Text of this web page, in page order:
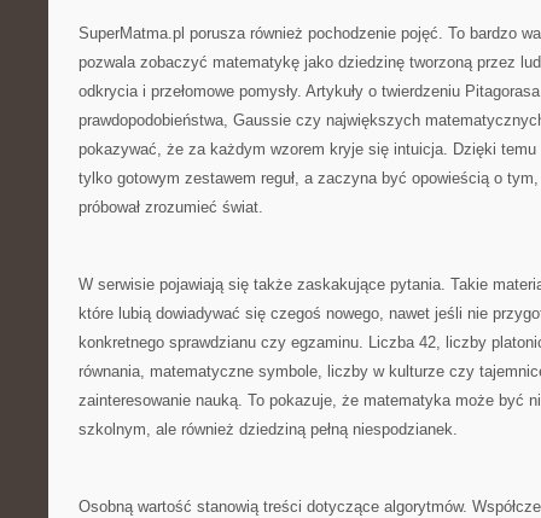
SuperMatma.pl porusza również pochodzenie pojęć. To bardzo
pozwala zobaczyć matematykę jako dziedzinę tworzoną przez
odkrycia i przełomowe pomysły. Artykuły o twierdzeniu
prawdopodobieństwa, Gaussie czy największych
pokazywać, że za każdym wzorem kryje się intuicja. Dzięki
tylko gotowym zestawem reguł, a zaczyna być opowieścią o
próbował zrozumieć świat.
W serwisie pojawiają się także zaskakujące pytania. Takie
które lubią dowiadywać się czegoś nowego, nawet jeśli nie
konkretnego sprawdzianu czy egzaminu. Liczba 42, liczby
równania, matematyczne symbole, liczby w kulturze czy
zainteresowanie nauką. To pokazuje, że matematyka może być
szkolnym, ale również dziedziną pełną niespodzianek.
Osobną wartość stanowią treści dotyczące algorytmów.